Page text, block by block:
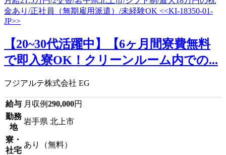
【20~30代活躍中】【6ヶ月間寮費無料
で即入寮OK！クリーンルーム内での...
フジアルテ株式会社 EG
給与 月収例290,000円
勤務
地
岩手県 北上市
寮・
社宅
あり（無料）